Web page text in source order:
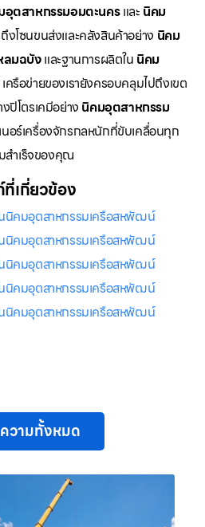
อุตสาหกรรมอมตะนครและ นิคม
งโซนขนส่งและคลังสินค้าอย่าง นิคม
ลมฉบังและฐานการผลิตใน นิคม
เครือข่ายของเรายังครอบคลุมไปถึงเขต
ปิโตรเคมีอย่าง นิคมอุตสาหกรรม
นอร์เครื่องจักรกลหนักที่ขับเคลื่อนทุก
สำเร็จของคุณ
เกี่ยวข้อง
นนิคมอุตสาหกรรมเครือสหพัฒน์
นนิคมอุตสาหกรรมเครือสหพัฒน์
นนิคมอุตสาหกรรมเครือสหพัฒน์
นนิคมอุตสาหกรรมเครือสหพัฒน์
นนิคมอุตสาหกรรมเครือสหพัฒน์
วามทั้งหมด